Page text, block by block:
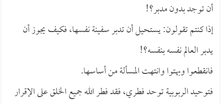
أن توجد بدون مدبر؟!
إذا كنتم تقولون: يستحيل أن تدبر سفينة نفسها، فكيف يجوز أن
يدبر العالم نفسه بنفسه؟!
فانقطعوا وبهتوا وانتهت المسألة من أساسها.
فتوحيد الربوبية توحد فطري، فقد فطر الله جميع الخلق على الإقرار